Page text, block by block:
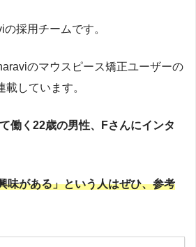
にマウスピース歯科矯正サービス
慣病など全身疾患に影響を与えると
」というモチベーションで予防に取
いる。2023年10月には、医科と歯科
としてオンライン・オフライン両方
ン診療資格を取得し、テクノロジー
現。
採用チームです。
のマウスピース矯正ユーザーの
しています。
働く22歳の男性、Fさんにインタ
味がある」という人はぜひ、参考